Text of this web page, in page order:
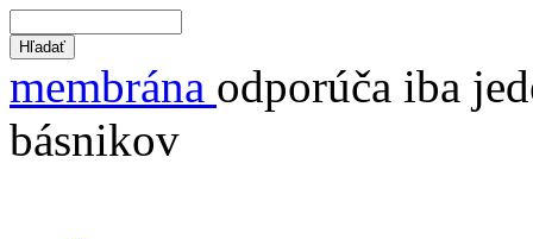
membrána odporúča iba
básnikov